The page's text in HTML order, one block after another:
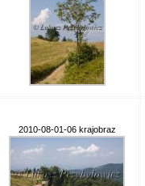
2010-08-01-06 krajobraz